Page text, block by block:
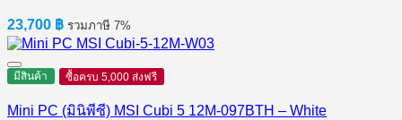
23,700 ฿ รวมภาษี 7%
มีสินค้า ซื้อครบ 5,000 ส่งฟรี
Mini PC (มินิพีซี) MSI Cubi 5 12M-097BTH – White